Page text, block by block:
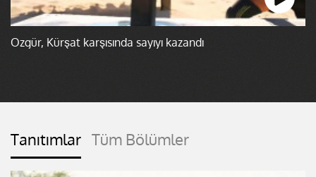
Özgür, Kürşat karşısında sayıyı kazandı
Tanıtımlar Tüm Bölümler